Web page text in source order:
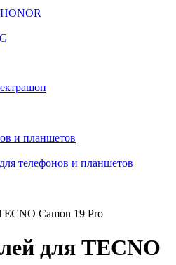
и планшетов
телефонов и планшетов
Camon 19 Pro
для TECNO